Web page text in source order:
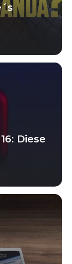
Diese